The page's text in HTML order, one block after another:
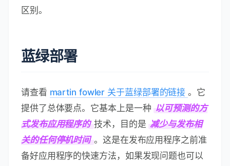
区别。
蓝绿部署
请查看 martin fowler 关于蓝绿部署的链接。它
提供了总体要点。它基本上是一种 以可预测的方
式发布应用程序的 技术，目的是 减少与发布相
关的任何停机时间 。这是在发布应用程序之前准
备好应用程序的快速方法，如果发现问题也可以